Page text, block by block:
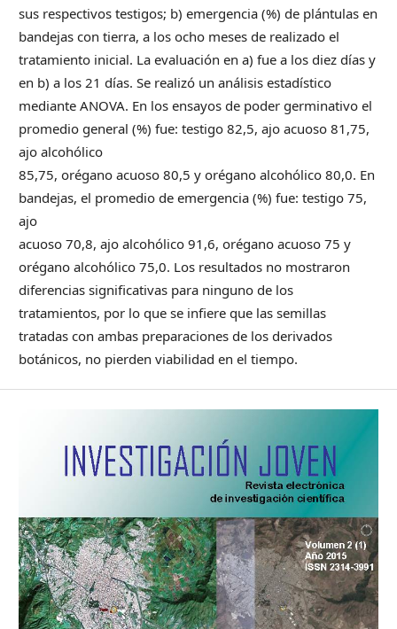
sus respectivos testigos; b) emergencia (%) de plántulas en
bandejas con tierra, a los ocho meses de realizado el
tratamiento inicial. La evaluación en a) fue a los diez días y
en b) a los 21 días. Se realizó un análisis estadístico
mediante ANOVA. En los ensayos de poder germinativo el
promedio general (%) fue: testigo 82,5, ajo acuoso 81,75,
ajo alcohólico
85,75, orégano acuoso 80,5 y orégano alcohólico 80,0. En
bandejas, el promedio de emergencia (%) fue: testigo 75,
ajo
acuoso 70,8, ajo alcohólico 91,6, orégano acuoso 75 y
orégano alcohólico 75,0. Los resultados no mostraron
diferencias significativas para ninguno de los
tratamientos, por lo que se infiere que las semillas
tratadas con ambas preparaciones de los derivados
botánicos, no pierden viabilidad en el tiempo.